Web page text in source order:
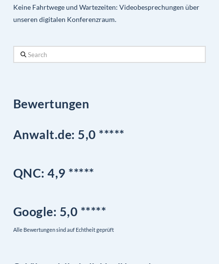
Keine Fahrtwege und Wartezeiten: Videobesprechungen über
unseren digitalen Konferenzraum.
Search
Bewertungen
Anwalt.de: 5,0 *****
QNC: 4,9 *****
Google: 5,0 *****
Alle Bewertungen sind auf Echtheit geprüft